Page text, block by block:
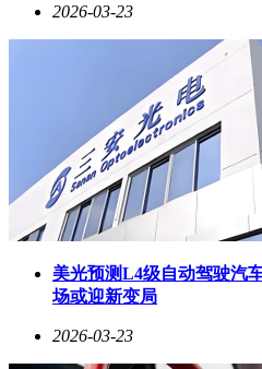
的市场波动特征。投资者应认真
法律文件，充分理解产品风险收
评级，该产品属于R4等级，适
投资者。实际交易中，申购赎回
0.5%的佣金，具体费率以各销售
2026-03-23
美光预测L4级自动驾驶汽
场或迎新变局
2026-03-23